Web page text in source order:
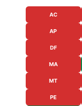
AC
AP
DF
MA
MT
PE